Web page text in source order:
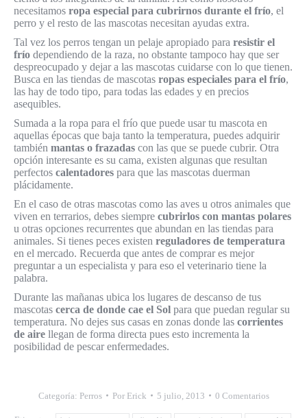
necesitamos ropa especial para cubrirnos durante el frío, el
perro y el resto de las mascotas necesitan ayudas extra.
Tal vez los perros tengan un pelaje apropiado para resistir el
frío dependiendo de la raza, no obstante tampoco hay que ser
despreocupado y dejar a las mascotas cuidarse con lo que tienen.
Busca en las tiendas de mascotas ropas especiales para el frío,
las hay de todo tipo, para todas las edades y en precios
asequibles.
Sumada a la ropa para el frío que puede usar tu mascota en
aquellas épocas que baja tanto la temperatura, puedes adquirir
también mantas o frazadas con las que se puede cubrir. Otra
opción interesante es su cama, existen algunas que resultan
perfectos calentadores para que las mascotas duerman
plácidamente.
En el caso de otras mascotas como las aves u otros animales que
viven en terrarios, debes siempre cubrirlos con mantas polares
u otras opciones recurrentes que abundan en las tiendas para
animales. Si tienes peces existen reguladores de temperatura
en el mercado. Recuerda que antes de comprar es mejor
preguntar a un especialista y para eso el veterinario tiene la
palabra.
Durante las mañanas ubica los lugares de descanso de tus
mascotas cerca de donde cae el Sol para que puedan regular su
temperatura. No dejes sus casas en zonas donde las corrientes
de aire llegan de forma directa pues esto incrementa la
posibilidad de pescar enfermedades.
Categoría: Perros Por Erick 5 julio, 2013 0 Comentarios